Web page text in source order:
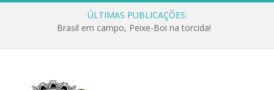
ÚLTIMAS PUBLICAÇÕES:
Brasil em campo, Peixe-Boi na torcida!